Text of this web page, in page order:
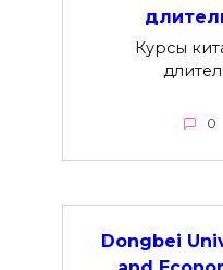
Курсы
0
Dongbei